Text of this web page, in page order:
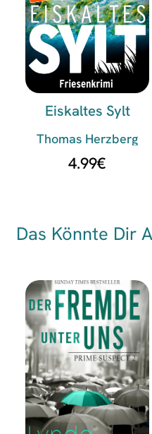
Eiskaltes Sylt
Thomas Herzberg
4.99€
Das Könnte Dir